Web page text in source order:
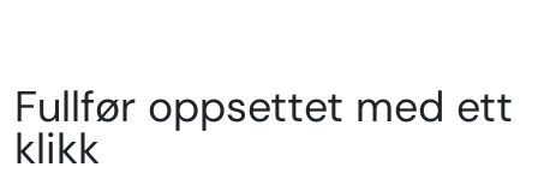
Fullfør oppsettet med ett
klikk